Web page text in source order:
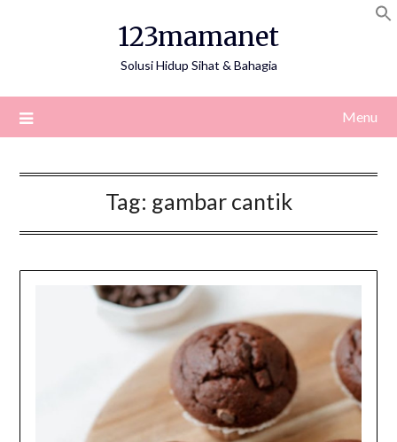
123mamanet
Solusi Hidup Sihat & Bahagia
Menu
Tag: gambar cantik